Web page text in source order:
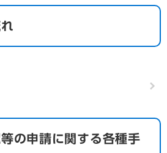
の申請に関する各種手